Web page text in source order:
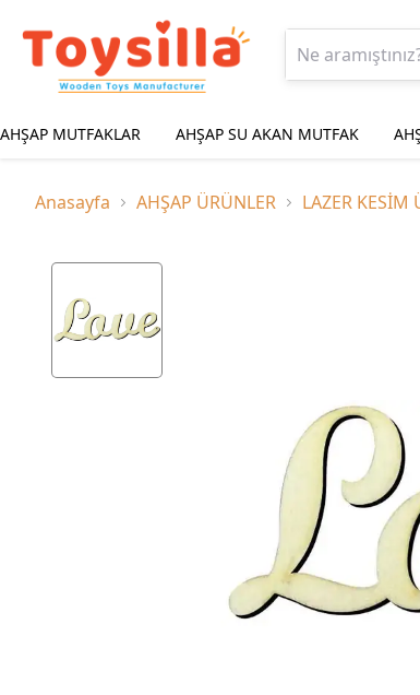
AHŞAP MUTFAKLAR AHŞAP SU AKAN MUTFAK
Anasayfa AHŞAP ÜRÜNLER LAZER KESİM